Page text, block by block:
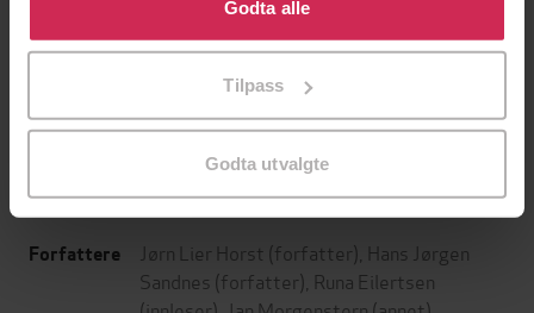
bruke cookies for alle disse formålene. Du kan også
tilpasse ditt samtykke til spesifikke formål ved å klikke
Godta alle
Tilpass
Godta utvalgte
399,-
LYDBOK
399,-
LYDBOK
Forfattere Jørn Lier Horst (forfatter), Hans Jørgen
Sandnes (forfatter), Runa Eilertsen